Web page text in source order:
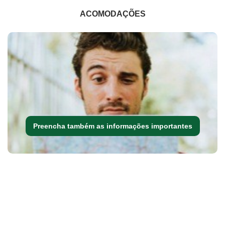
ACOMODAÇÕES
Preencha também as informações importantes